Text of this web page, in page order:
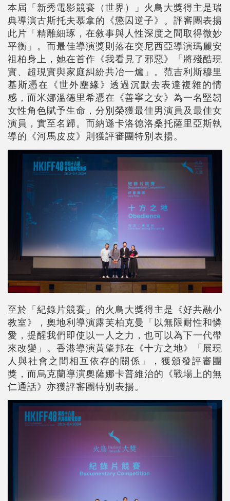
本屆「新秀電影競賽（世界）」火鳥大獎得主是瑞
典導演古斯托夫慕拿的《懲囚逆子》。評審團表揚
此片「精雕細琢，在敘事與人性深度之間取得微妙
平衡」。而最佳導演獎則落在突尼西亞導演瑪麗安
祖柏身上，她在首作《我看見了邪惡》「將殘酷現
實、超現實與家庭糾紛共冶一爐」。范吉利斯穆里
基斯憑在《世外塵緣》透過沉默去表達複雜的情
感，而米娜溫德里希憑在《善寧之女》為一名堅韌
女性角色賦予生命，分別榮獲最佳男演員及最佳女
演員，實至名歸。而納遜卡洛德洛桑托薩里亞斯執
導的《河馬皮皮》則獲評審團特別表揚。
至於「紀錄片競賽」的火鳥大獎得主是《好共融小
教室》，奧地利導演露芙柏克曼「以無限耐性和憐
愛，提醒我們即使以一人之力，也可以為下一代帶
來改變」。香港導演黃肇邦在《十方之地》「展現
人與社會之間相互依存的關係」，獲頒發評審團
獎，而烏克蘭導演奧薩娜卡普維治的《戰場上的無
仁通話》亦獲評審團特別表揚。